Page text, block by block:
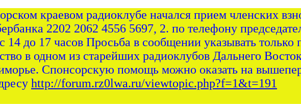
краевом радиоклубе начался прием членских
2202 2062 4556 5697, 2. по телефону
14 до 17 часов Просьба в сообщении указывать
в одном из старейших радиоклубов Дальнего
Спонсорскую помощь можно оказать на
http://forum.rz0lwa.ru/viewtopic.php?f=1&t=191